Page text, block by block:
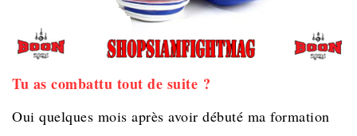
Tu as combattu tout de suite ?
Oui quelques mois après avoir débuté ma formation